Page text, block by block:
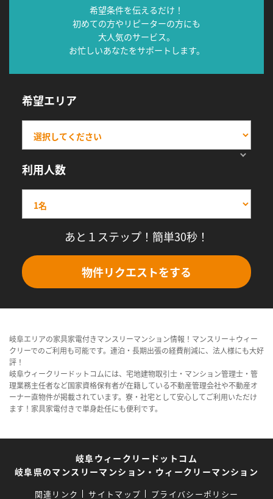
希望条件を伝えるだけ！
初めての方やリピーターの方にも
大人気のサービス。
お忙しいあなたをサポートします。
希望エリア
利用人数
あと１ステップ！簡単30秒！
物件リクエストをする
岐阜エリアの家具家電付きマンスリーマンション情報！マンスリー＋ウィー
クリーでのご利用も可能です。連泊・長期出張の経費削減に、法人様にも大好
評！
岐阜ウィークリードットコムには、宅地建物取引士・マンション管理士・管
理業務主任者など国家資格保有者が在籍している不動産管理会社や不動産オ
ーナー直物件が掲載されています。寮・社宅として安心してご利用いただけ
ます！家具家電付きで単身赴任にも便利です。
岐阜ウィークリードットコム
岐阜県のマンスリーマンション・ウィークリーマンション
関連リンク サイトマップ プライバシーポリシー